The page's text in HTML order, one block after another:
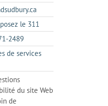
dans
un
nouvel
s'ouvre
dans
votre
de
le 311
dans
un
client
téléphone
2489s'ouvre
dans
client
votre
de services
du site Web
de